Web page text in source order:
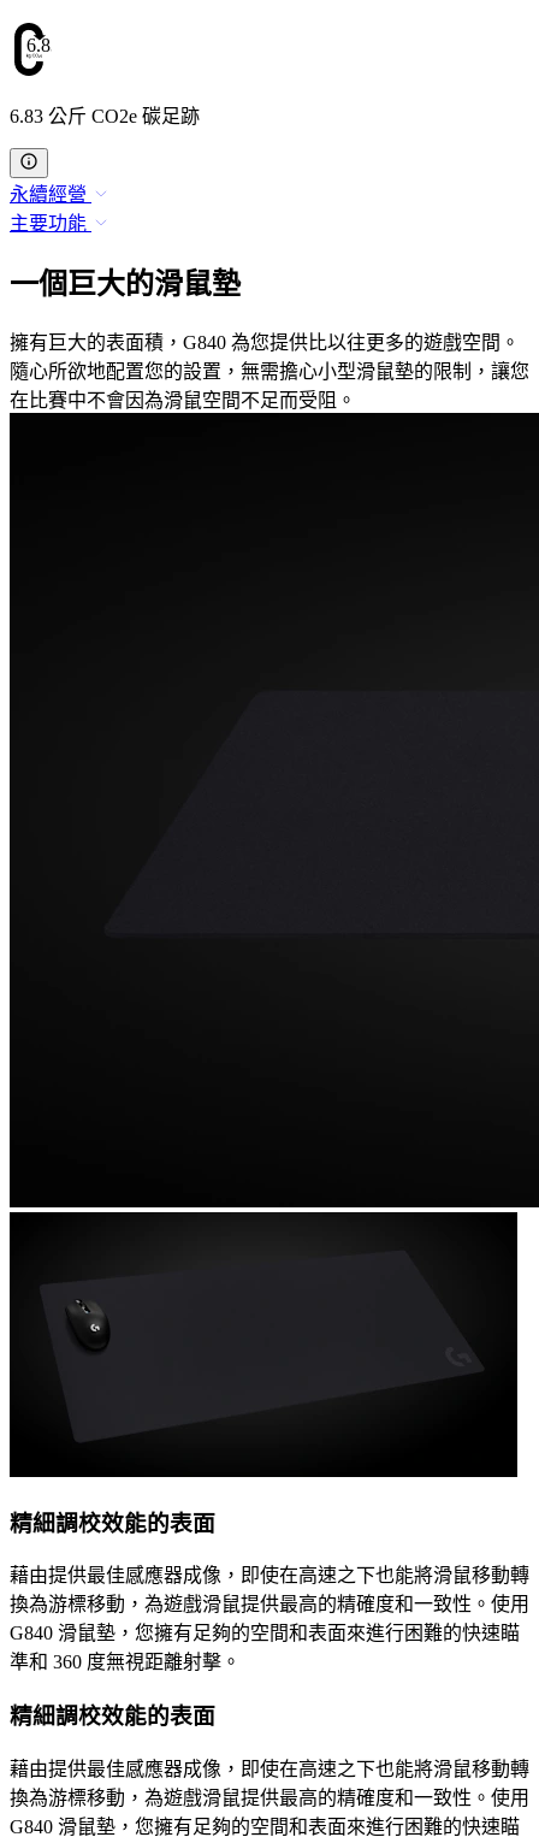
6.83
6.83 公斤 CO2e 碳足跡
永續經營
主要功能
一個巨大的滑鼠墊
擁有巨大的表面積，G840 為您提供比以往更多的遊戲空間。
隨心所欲地配置您的設置，無需擔心小型滑鼠墊的限制，讓您
在比賽中不會因為滑鼠空間不足而受阻。
精細調校效能的表面
藉由提供最佳感應器成像，即使在高速之下也能將滑鼠移動轉
換為游標移動，為遊戲滑鼠提供最高的精確度和一致性。使用
G840 滑鼠墊，您擁有足夠的空間和表面來進行困難的快速瞄
準和 360 度無視距離射擊。
精細調校效能的表面
藉由提供最佳感應器成像，即使在高速之下也能將滑鼠移動轉
換為游標移動，為遊戲滑鼠提供最高的精確度和一致性。使用
G840 滑鼠墊，您擁有足夠的空間和表面來進行困難的快速瞄